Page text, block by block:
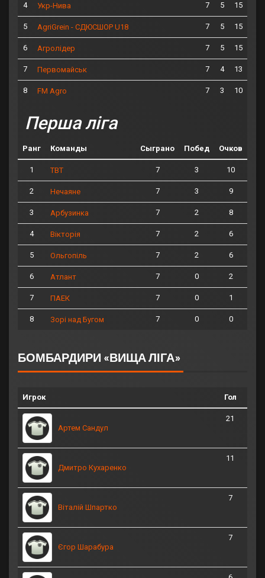
4 Укр-Нива 7 5 15
5 AgriGrein - СДЮСШОР U18 7 5 15
6 Агролідер 7 5 15
7 Первомайськ 7 4 13
8 FM Agro 7 3 10
Перша ліга
Ранг Команды Сыграно Побед Очков
1 ТВТ 7 3 10
2 Нечаяне 7 3 9
3 Арбузинка 7 2 8
4 Вікторія 7 2 6
5 Ольгопіль 7 2 6
6 Атлант 7 0 2
7 ПАЕК 7 0 1
8 Зорі над Бугом 7 0 0
БОМБАРДИРИ «ВИЩА ЛІГА»
Игрок Гол
Артем Сандул
21
Дмитро Кухаренко
11
Віталій Шпартко
7
Єгор Шарабура
7